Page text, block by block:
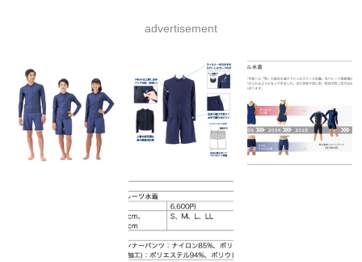
advertisement